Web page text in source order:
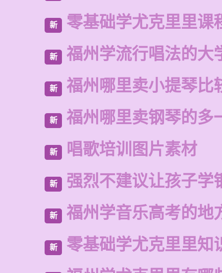
新 零基础学尤克里里课
新 福州学流行唱法的大
新 福州哪里卖小提琴比
新 福州哪里卖钢琴的多
新 唱歌培训图片素材
新 强烈不建议让孩子学
新 福州学音乐高考的地
新 零基础学尤克里里知